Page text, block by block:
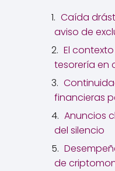
Caída
aviso de
El
tesorería en
financieras
Anuncios
del silencio
de